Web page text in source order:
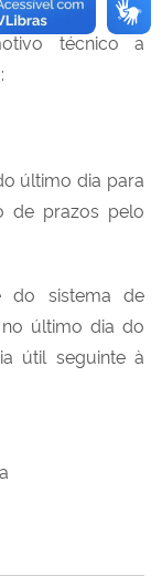
técnico a
último dia para
de prazos pelo
do sistema de
último dia do
útil seguinte à